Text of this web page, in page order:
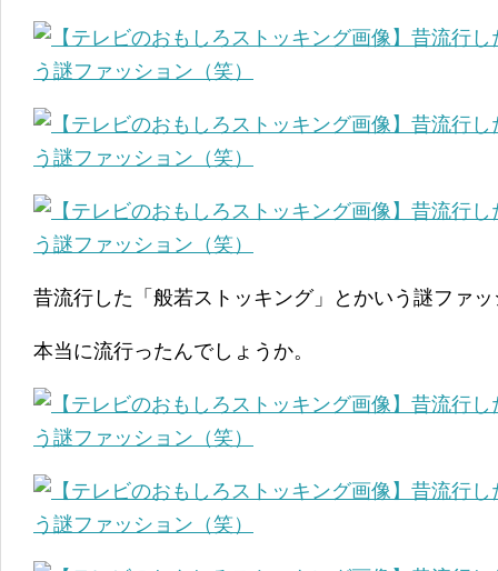
昔流行した「般若ストッキング」とかいう謎ファ
本当に流行ったんでしょうか。